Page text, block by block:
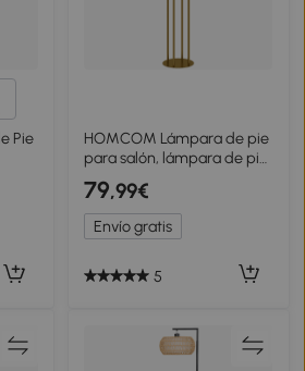
Pie
HOMCOM Lámpara de pie
para salón, lámpara de pie
con pantalla de lino e
interruptor de pie, Ø 38 x
161 cm, dorado y beige
79,99€
Envío gratis
5